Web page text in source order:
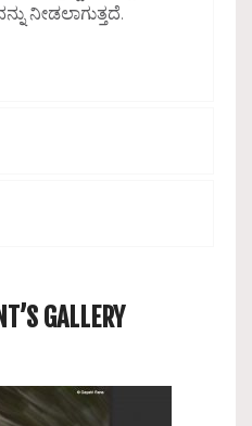
ನೀಡಲಾಗುತ್ತದೆ.
GALLERY